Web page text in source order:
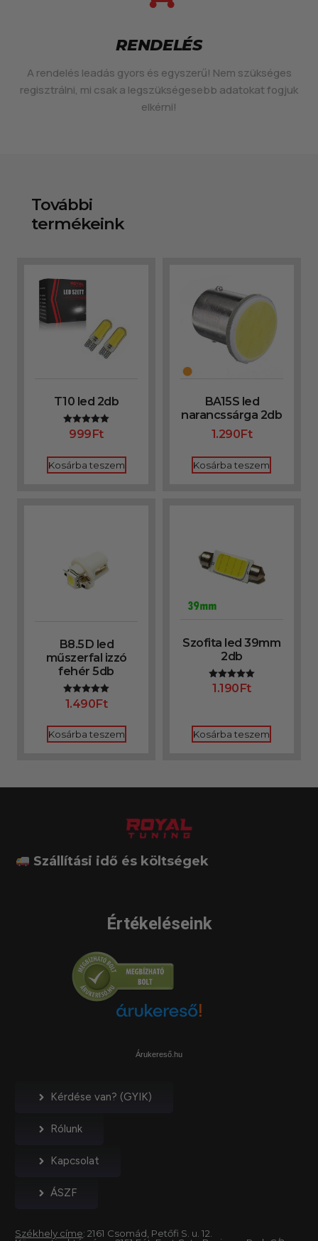
RENDELÉS
A rendelés leadás gyors és egyszerű! Nem szükséges
regisztrálni, mi csak a legszükségesebb adatokat fogjuk
elkérni!
További
termékeink
T10 led 2db
Értékelés:
5.00
999Ft
Kosárba teszem
BA15S led
narancssárga 2db
1.290Ft
Kosárba teszem
B8.5D led
műszerfal izzó
fehér 5db
Értékelés:
5.00
1.490Ft
Kosárba teszem
Szofita led 39mm
2db
Értékelés:
5.00
1.190Ft
Kosárba teszem
Szállítási idő és költségek
Értékeléseink
Árukereső.hu
Kérdése van? (GYIK)
Rólunk
Kapcsolat
ÁSZF
Székhely címe: 2161 Csomád, Petőfi S. u. 12.